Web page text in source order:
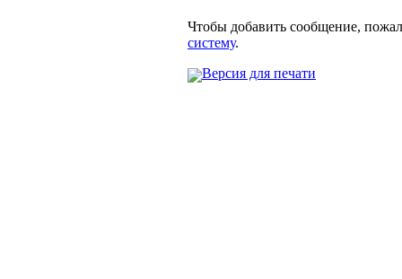
Чтобы добавить сообщение,
систему.
Версия для печати